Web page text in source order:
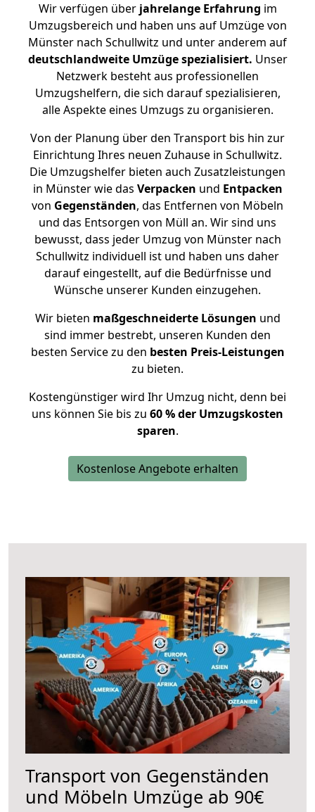
Wir verfügen überjahrelange Erfahrung im
Umzugsbereich und haben uns auf Umzüge von
Münster nach Schullwitz und unter anderem auf
deutschlandweite Umzüge spezialisiert. Unser
Netzwerk besteht aus professionellen
Umzugshelfern, die sich darauf spezialisieren,
alle Aspekte eines Umzugs zu organisieren.
Von der Planung über den Transport bis hin zur
Einrichtung Ihres neuen Zuhause in Schullwitz.
Die Umzugshelfer bieten auch Zusatzleistungen
in Münster wie das Verpacken und Entpacken
von Gegenständen, das Entfernen von Möbeln
und das Entsorgen von Müll an. Wir sind uns
bewusst, dass jeder Umzug von Münster nach
Schullwitz individuell ist und haben uns daher
darauf eingestellt, auf die Bedürfnisse und
Wünsche unserer Kunden einzugehen.
Wir bieten maßgeschneiderte Lösungen und
sind immer bestrebt, unseren Kunden den
besten Service zu den besten Preis-Leistungen
zu bieten.
Kostengünstiger wird Ihr Umzug nicht, denn bei
uns können Sie bis zu 60 % der Umzugskosten
sparen.
Kostenlose Angebote erhalten
Transport von Gegenständen
und Möbeln Umzüge ab 90€